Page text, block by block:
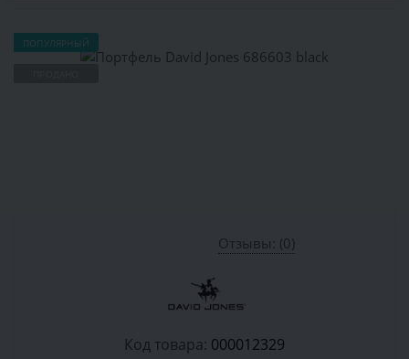
ПОПУЛЯРНЫЙ
Отзывы: (0)
Код товара: 000012329